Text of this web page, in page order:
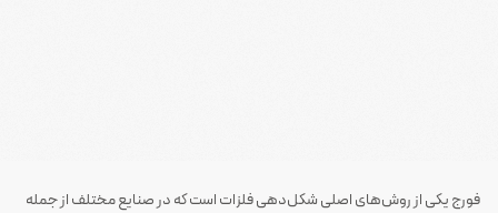
فورج یکی از روش‌های اصلی شکل‌دهی فلزات است که در صنایع مختلف از جمله